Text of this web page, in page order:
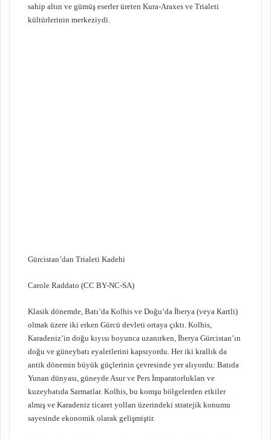
sahip altın ve gümüş eserler üreten Kura-Araxes ve Trialeti
kültürlerinin merkeziydi.
Gürcistan’dan Trialeti Kadehi
Carole Raddato (CC BY-NC-SA)
Klasik dönemde, Batı’da Kolhis ve Doğu’da İberya (veya Kartli)
olmak üzere iki erken Gürcü devleti ortaya çıktı. Kolhis,
Karadeniz’in doğu kıyısı boyunca uzanırken, İberya Gürcistan’ın
doğu ve güneybatı eyaletlerini kapsıyordu. Her iki krallık da
antik dönemin büyük güçlerinin çevresinde yer alıyordu: Batıda
Yunan dünyası, güneyde Asur ve Pers İmparatorlukları ve
kuzeybatıda Sarmatlar. Kolhis, bu komşu bölgelerden etkiler
almış ve Karadeniz ticaret yolları üzerindeki stratejik konumu
sayesinde ekonomik olarak gelişmiştir.